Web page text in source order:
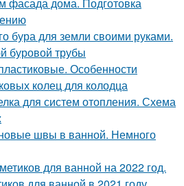
фасада дома. Подготовка
бура для земли своими руками.
буровой трубы
Особенности
колец для колодца
для систем отопления. Схема
швы в ванной. Немного
для ванной на 2022 год.